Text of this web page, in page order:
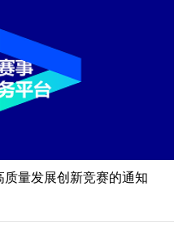
量发展创新竞赛的通知